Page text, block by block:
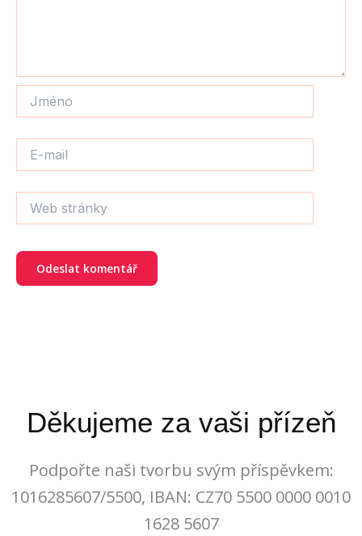
mail
stránky
Děkujeme za vaši přízeň
Podpořte naši tvorbu svým příspěvkem:
1016285607/5500, IBAN: CZ70 5500 0000 0010
1628 5607